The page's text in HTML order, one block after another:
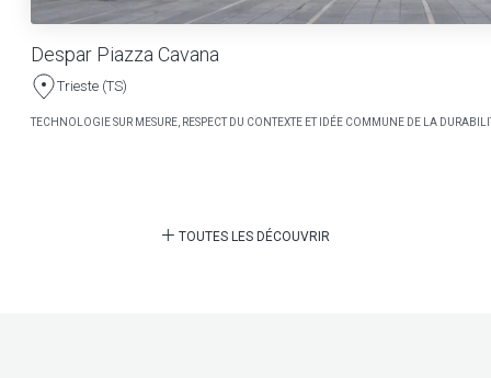
Despar Piazza Cavana
Trieste (TS)
TECHNOLOGIE SUR MESURE, RESPECT DU CONTEXTE ET IDÉE COMMUNE DE LA
TOUTES LES DÉCOUVRIR